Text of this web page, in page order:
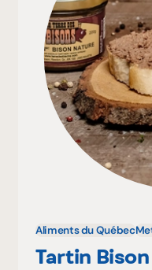
Aliments du Québec
Tartin